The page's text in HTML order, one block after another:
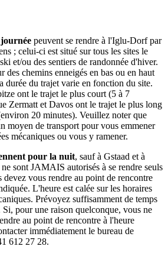
peuvent se rendre à l'Iglu-Dorf par
; celui-ci est situé sur tous les sites le
et/ou des sentiers de randonnée d'hiver.
des chemins enneigés en bas ou en haut
durée du trajet varie en fonction du site.
ont le trajet le plus court (5 à 7
Zermatt et Davos ont le trajet le plus long
20 minutes). Veuillez noter que
moyen de transport pour vous emmener
mécaniques ou vous y ramener.
pour la nuit, sauf à Gstaad et à
sont JAMAIS autorisés à se rendre seuls
vous rendre au point de rencontre
L'heure est calée sur les horaires
Prévoyez suffisamment de temps
pour une raison quelconque, vous ne
au point de rencontre à l'heure
immédiatement le bureau de
612 27 28.